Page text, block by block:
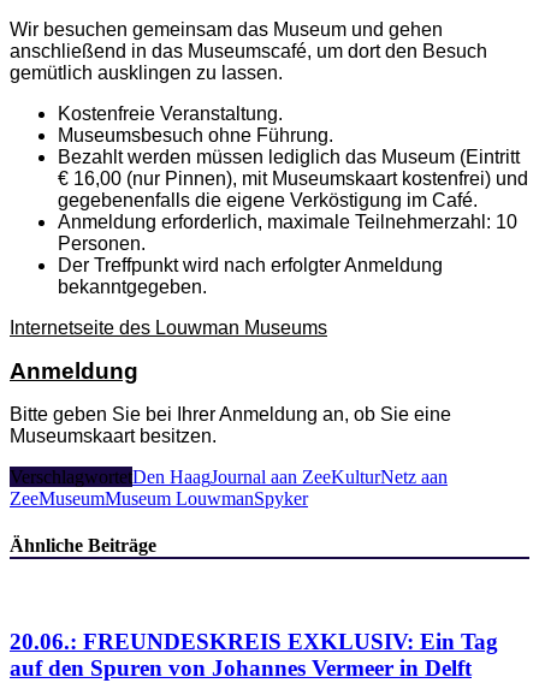
Wir besuchen gemeinsam das Museum und gehen
anschließend in das Museumscafé, um dort den Besuch
gemütlich ausklingen zu lassen.
Kostenfreie Veranstaltung.
Museumsbesuch ohne Führung.
Bezahlt werden müssen lediglich das Museum (Eintritt
€ 16,00 (nur Pinnen), mit Museumskaart kostenfrei) und
gegebenenfalls die eigene Verköstigung im Café.
Anmeldung erforderlich, maximale Teilnehmerzahl: 10
Personen.
Der Treffpunkt wird nach erfolgter Anmeldung
bekanntgegeben.
Internetseite des Louwman Museums
Anmeldung
Bitte geben Sie bei Ihrer Anmeldung an, ob Sie eine
Museumskaart besitzen.
VerschlagwortetDen HaagJournal aan ZeeKulturNetz aan
ZeeMuseumMuseum LouwmanSpyker
Ähnliche Beiträge
20.06.: FREUNDESKREIS EXKLUSIV: Ein Tag
auf den Spuren von Johannes Vermeer in Delft